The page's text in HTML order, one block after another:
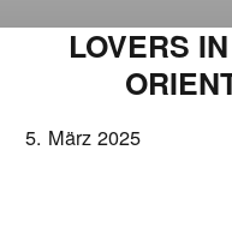
LOVERS
5. März 2025